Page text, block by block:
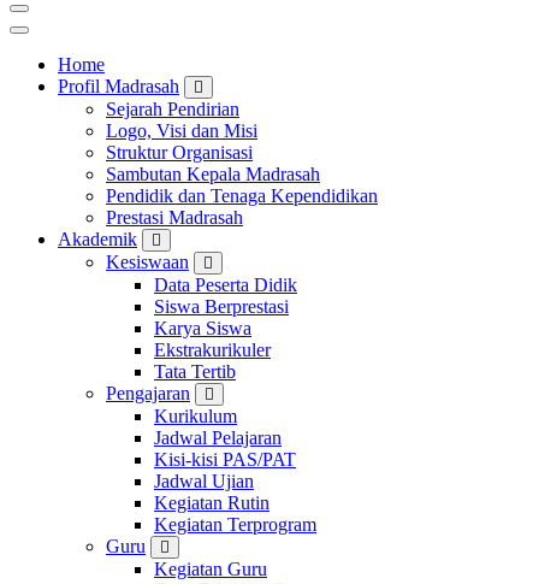
Home
Profil Madrasah
Sejarah Pendirian
Logo, Visi dan Misi
Struktur Organisasi
Sambutan Kepala Madrasah
Pendidik dan Tenaga Kependidikan
Prestasi Madrasah
Akademik
Kesiswaan
Data Peserta Didik
Siswa Berprestasi
Karya Siswa
Ekstrakurikuler
Tata Tertib
Pengajaran
Kurikulum
Jadwal Pelajaran
Kisi-kisi PAS/PAT
Jadwal Ujian
Kegiatan Rutin
Kegiatan Terprogram
Guru
Kegiatan Guru